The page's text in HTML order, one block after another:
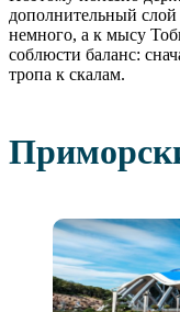
дополнительный
немного, а к мысу
соблюсти баланс:
тропа к скалам.